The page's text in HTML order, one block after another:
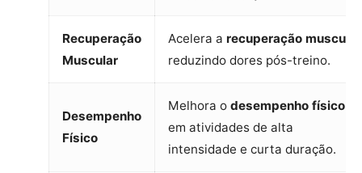
Recuperação
Muscular
Acelera a recuperação muscular
reduzindo dores pós-treino.
Desempenho
Físico
Melhora o desempenho físico
em atividades de alta
intensidade e curta duração.